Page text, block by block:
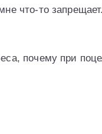
что-то
почему при